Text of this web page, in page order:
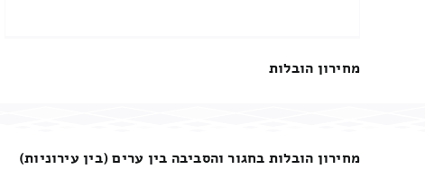
מחירון הובלות
מחירון הובלות בחגור והסביבה בין ערים (בין עירוניות)